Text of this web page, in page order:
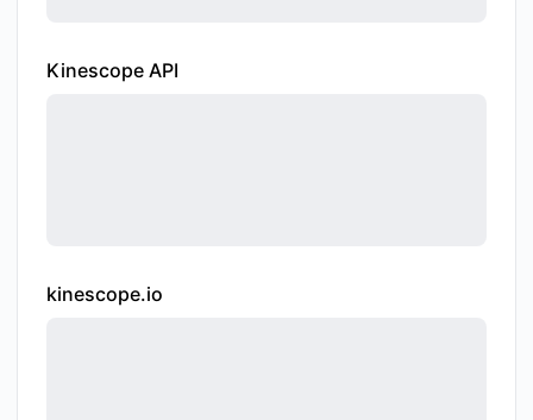
Kinescope API
kinescope.io